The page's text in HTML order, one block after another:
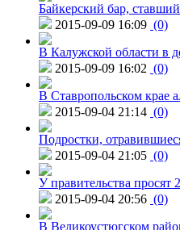
Байкерский бар,
2015-09-09 16:09 (0)
В Калужской области в
2015-09-09 16:02 (0)
В Ставропольском крае
2015-09-04 21:14 (0)
Подростки,
2015-09-04 21:05 (0)
У правительства просят
2015-09-04 20:56 (0)
В Великоустюгском